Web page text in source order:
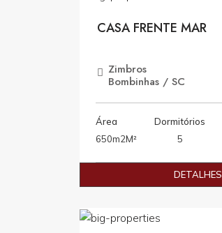
CASA FRENTE MAR
Zimbros
Bombinhas / SC
Área
650m2M²
Dormitórios
5
DETALHES